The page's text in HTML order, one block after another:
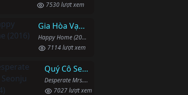
7530 lượt xem
Gia Hòa Vạn Sự Thành
Happy Home (2016)
7114 lượt xem
Quý Cô Seon Ju Phục Thù
Desperate Mrs. Seonju (2024)
7027 lượt xem